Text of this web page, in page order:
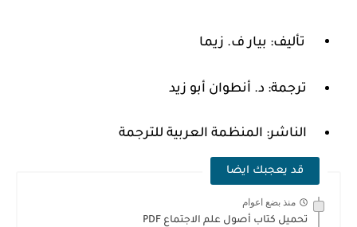
تأليف: بيار ف. زيما
ترجمة: د. أنطوان أبو زيد
الناشر: المنظمة العربية للترجمة
قد يعجبك ايضا
منذ بضع اعوام
تحميل كتاب أصول علم الاجتماع PDF